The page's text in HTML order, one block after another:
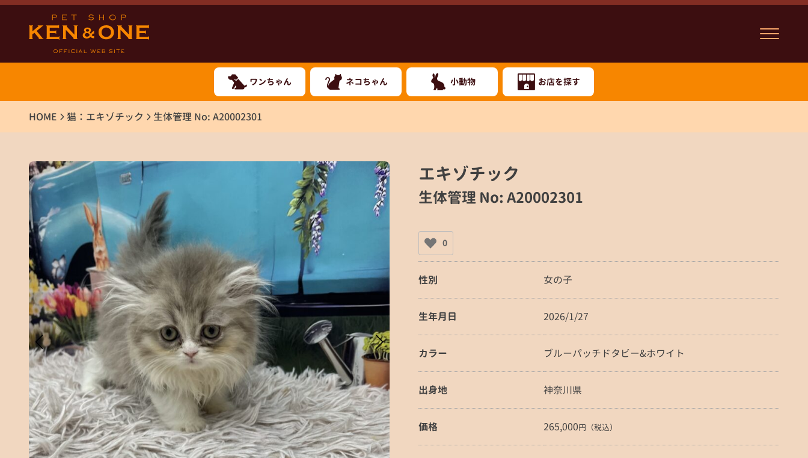
ワンちゃん ネコちゃん 小動物 お店を探す
HOME 猫：エキゾチック 生体管理 No: A20002301
エキゾチック
生体管理 No: A20002301
0
性別 女の子
生年月日 2026/1/27
カラー ブルーパッチドタビー&ホワイト
出身地 神奈川県
価格 265,000円（税込）